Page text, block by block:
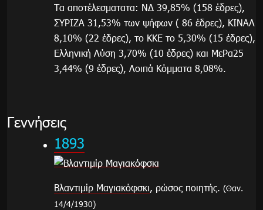
Τα αποτέλεσματατα: ΝΔ 39,85% (158 έδρες),
ΣΥΡΙΖΑ 31,53% των ψήφων ( 86 έδρες), ΚΙΝΑΛ
8,10% (22 έδρες), το ΚΚΕ το 5,30% (15 έδρες),
Ελληνική Λύση 3,70% (10 έδρες) και ΜεΡα25
3,44% (9 έδρες), Λοιπά Κόμματα 8,08%.
Γεννήσεις
1893
Βλαντιμίρ Μαγιακόφσκι, ρώσος ποιητής. (Θαν.
14/4/1930)